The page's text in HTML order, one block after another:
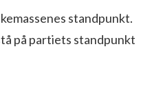
standpunkt.
på partiets standpunkt